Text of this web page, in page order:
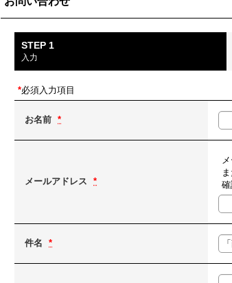
STEP 1
入力
*必須入力項目
お名前 *
メールアドレス *
確
件名 *